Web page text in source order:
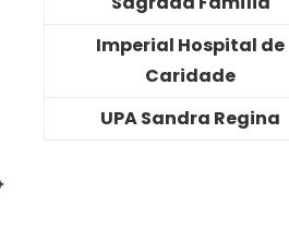
Imperial Hospital de
Caridade
UPA Sandra Regina